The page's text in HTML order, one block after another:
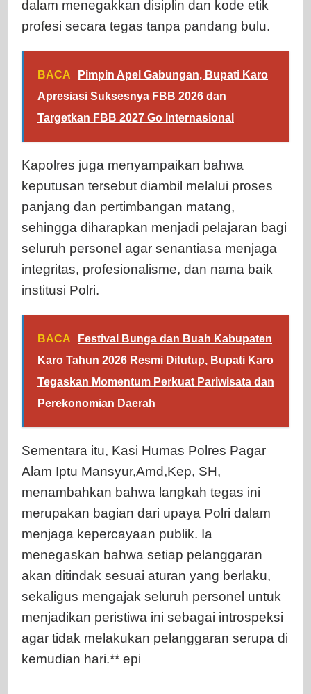
dalam menegakkan disiplin dan kode etik
profesi secara tegas tanpa pandang bulu.
BACA
Pimpin Apel Gabungan, Bupati Karo
Apresiasi Suksesnya FBB 2026 dan
Targetkan FBB 2027 Go Internasional
Kapolres juga menyampaikan bahwa
keputusan tersebut diambil melalui proses
panjang dan pertimbangan matang,
sehingga diharapkan menjadi pelajaran bagi
seluruh personel agar senantiasa menjaga
integritas, profesionalisme, dan nama baik
institusi Polri.
BACA
Festival Bunga dan Buah Kabupaten
Karo Tahun 2026 Resmi Ditutup, Bupati Karo
Tegaskan Momentum Perkuat Pariwisata dan
Perekonomian Daerah
Sementara itu, Kasi Humas Polres Pagar
Alam Iptu Mansyur,Amd,Kep, SH,
menambahkan bahwa langkah tegas ini
merupakan bagian dari upaya Polri dalam
menjaga kepercayaan publik. Ia
menegaskan bahwa setiap pelanggaran
akan ditindak sesuai aturan yang berlaku,
sekaligus mengajak seluruh personel untuk
menjadikan peristiwa ini sebagai introspeksi
agar tidak melakukan pelanggaran serupa di
kemudian hari.** epi